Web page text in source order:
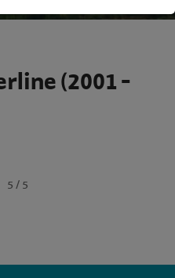
(2001 -
5 / 5